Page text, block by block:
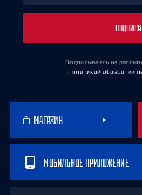
Подписываясь на
политикой обработки
МАГАЗИН
МОБИЛЬНОЕ ПРИЛОЖЕНИЕ